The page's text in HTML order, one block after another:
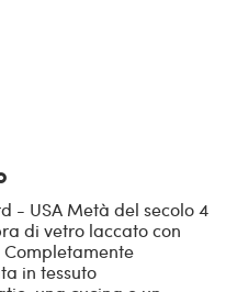
- USA Metà del secolo 4
di vetro laccato con
in tessuto